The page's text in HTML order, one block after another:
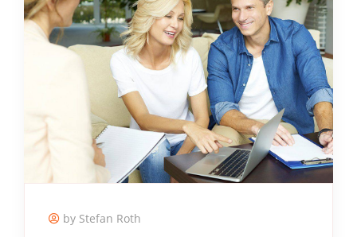
by Stefan Roth